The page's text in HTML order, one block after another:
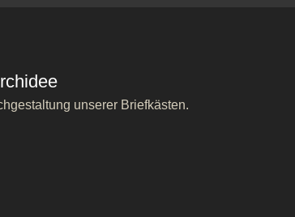
unserer Briefkästen.